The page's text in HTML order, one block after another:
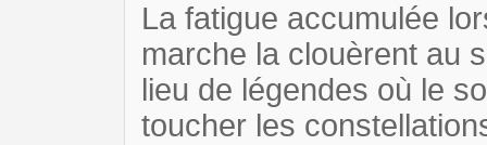
La fatigue accumulée
marche la clouèrent au
lieu de légendes où le
toucher les